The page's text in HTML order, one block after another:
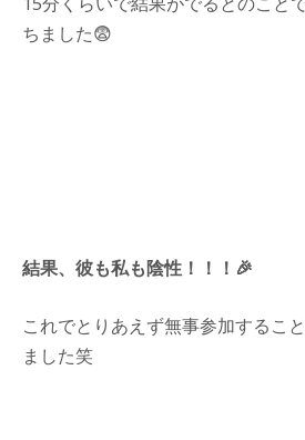
ちました😨
結果、彼も私も陰性！！！🎉
これでとりあえず無事参加するこ
ました笑